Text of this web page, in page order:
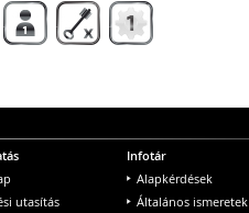
utasítás
Infotár
Alapkérdések
Általános ismeretek